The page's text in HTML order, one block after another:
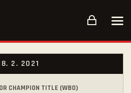
2. 2021
CHAMPION TITLE (WBO)